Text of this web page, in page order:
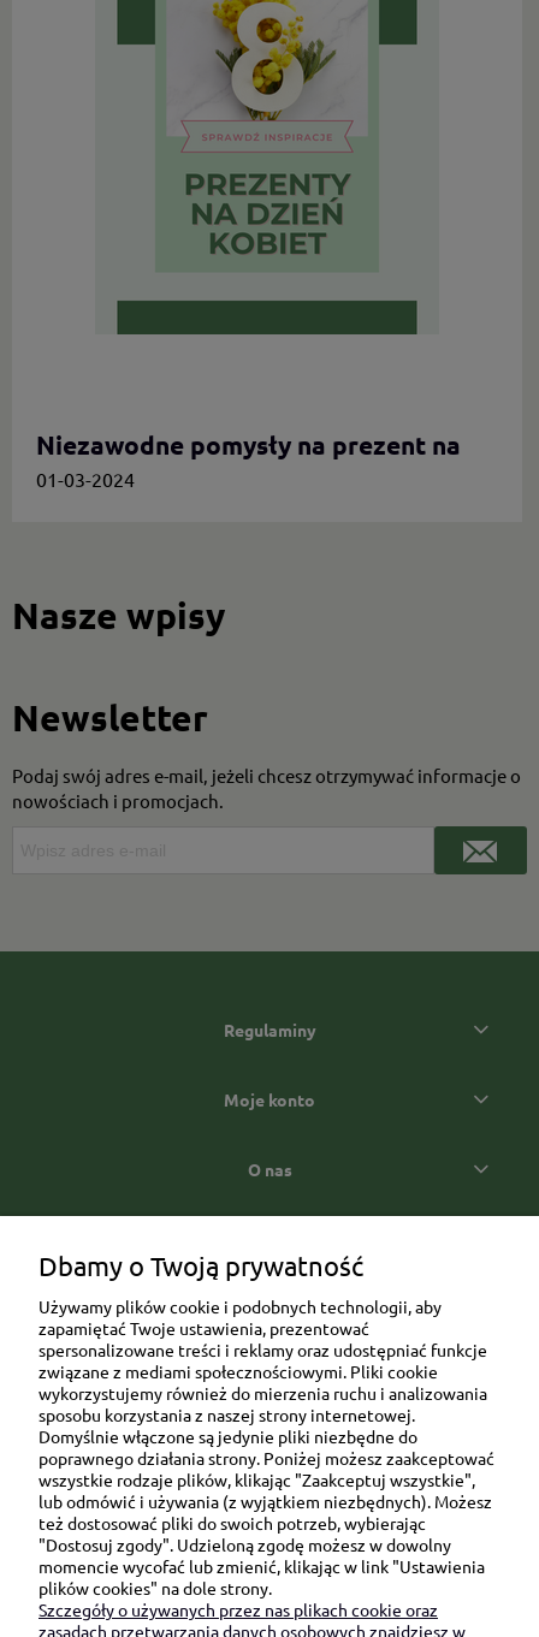
Niezawodne pomysły na prezent na
Dzień Kobiet.
01-03-2024
Nasze wpisy
Newsletter
Podaj swój adres e-mail, jeżeli chcesz otrzymywać informacje o
nowościach i promocjach.
Regulaminy
Moje konto
O nas
Ul. Brukowa 6/8 lok. 57/58
91-341 Łódź
NIP: 6751510615
SKONTAKTUJ SIĘ Z NAMI:
sklep@be-happygifts.com
Dbamy o Twoją prywatność
Używamy plików cookie i podobnych technologii, aby
zapamiętać Twoje ustawienia, prezentować
spersonalizowane treści i reklamy oraz udostępniać funkcje
związane z mediami społecznościowymi. Pliki cookie
wykorzystujemy również do mierzenia ruchu i analizowania
sposobu korzystania z naszej strony internetowej.
Domyślnie włączone są jedynie pliki niezbędne do
poprawnego działania strony. Poniżej możesz zaakceptować
wszystkie rodzaje plików, klikając "Zaakceptuj wszystkie",
lub odmówić i używania (z wyjątkiem niezbędnych). Możesz
też dostosować pliki do swoich potrzeb, wybierając
"Dostosuj zgody". Udzieloną zgodę możesz w dowolny
momencie wycofać lub zmienić, klikając w link "Ustawienia
plików cookies" na dole strony.
Szczegóły o używanych przez nas plikach cookie oraz
zasadach przetwarzania danych osobowych znajdziesz w